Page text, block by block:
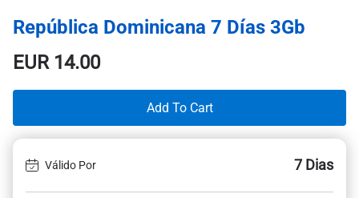
República Dominicana 7 Días 3Gb
EUR14.00
Add To Cart
Válido Por 7 Dias